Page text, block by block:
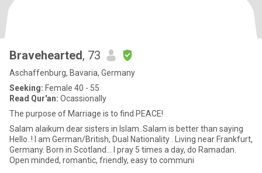
Bravehearted, 73
Aschaffenburg, Bavaria, Germany
Seeking: Female 40 - 55
Read Qur'an: Ocassionally
The purpose of Marriage is to find PEACE!
Salam alaikum dear sisters in Islam..Salam is better than saying
Hello..! I am German/British, Dual Nationality . Living near Frankfurt,
Germany. Born in Scotland... I pray 5 times a day, do Ramadan.
Open minded, romantic, friendly, easy to communi